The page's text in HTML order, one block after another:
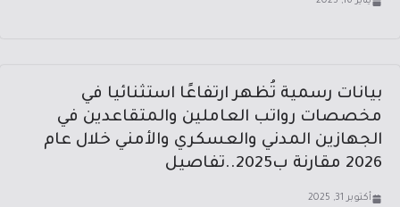
بيانات رسمية تُظهر ارتفاعًا استثنائيا في
مخصصات رواتب العاملين والمتقاعدين في
الجهازين المدني والعسكري والأمني خلال عام
2026 مقارنة ب2025..تفاصيل
أكتوبر 31, 2025